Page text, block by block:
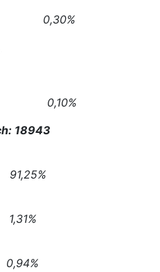
0,30%
0,10%
18943